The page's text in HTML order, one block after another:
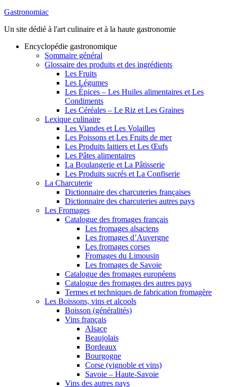
Gastronomiac
Un site dédié à l'art culinaire et à la haute gastronomie
Encyclopédie gastronomique
Sommaire général
Glossaire des produits et des ingrédients
Les Fruits
Les Légumes
Les Épices – Les Huiles alimentaires et Les
Condiments
Les Céréales – Le Riz et Les Graines
Lexique culinaire
Les Viandes et Les Volailles
Les Poissons et Les Fruits de mer
Les Produits laitiers et Les Œufs
Les Pâtes alimentaires
La Boulangerie et La Pâtisserie
Les Produits sucrés et La Confiserie
La Charcuterie
Dictionnaire des charcuteries françaises
Dictionnaire des charcuteries autres pays
Les Fromages
Catalogue des fromages français
Les fromages alsaciens
Les fromages d’Auvergne
Les fromages corses
Fromages du Limousin
Les fromages de Savoie
Catalogue des fromages européens
Catalogue des fromages des autres pays
Termes et techniques de fabrication fromagère
Les Boissons, vins et alcools
Boisson (généralités)
Vins français
Alsace
Beaujolais
Bordeaux
Bourgogne
Corse (vignoble et vins)
Savoie – Haute-Savoie
Vins des autres pays